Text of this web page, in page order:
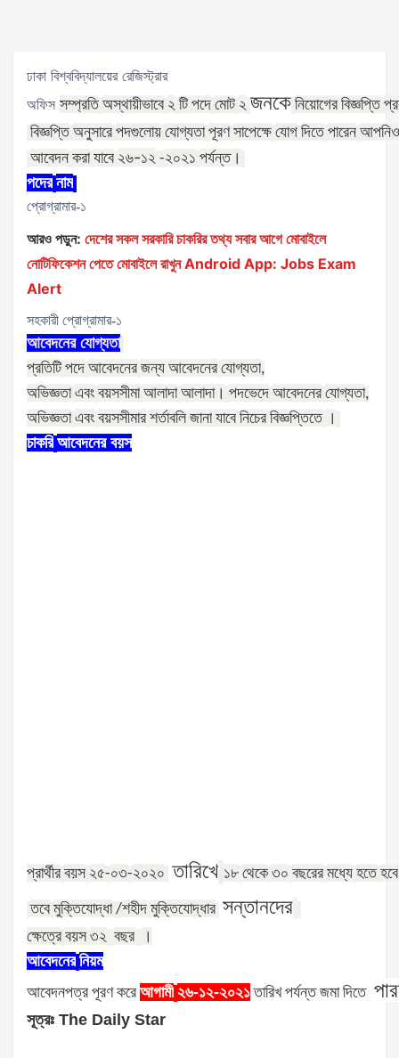
ঢাকা বিশ্ববিদ্যালয়ের রেজিস্ট্রার
অফিস সম্প্রতি অস্থায়ীভাবে ২ টি পদে মোট ২ জনকে নিয়োগের বিজ্ঞপ্তি
বিজ্ঞপ্তি অনুসারে পদগুলোয় যোগ্যতা পূরণ সাপেক্ষে যোগ দিতে পারেন আপনিও
আবেদন করা যাবে ২৬-১২ -২০২১ পর্যন্ত।
পদের নাম
প্রোগ্রামার-১
আরও পড়ুন: দেশের সকল সরকারি চাকরির তথ্য সবার আগে মোবাইলে
নোটিফিকেশন পেতে মোবাইলে রাখুন Android App: Jobs Exam
Alert
সহকারী প্রোগ্রামার-১
আবেদনের যোগ্যতা
প্রতিটি পদে আবেদনের জন্য আবেদনের যোগ্যতা,
অভিজ্ঞতা এবং বয়সসীমা আলাদা আলাদা। পদভেদে আবেদনের যোগ্যতা,
অভিজ্ঞতা এবং বয়সসীমার শর্তাবলি জানা যাবে নিচের বিজ্ঞপ্তিতে ।
চাকরি আবেদনের বয়স
প্রার্থীর বয়স ২৫-০৩-২০২০ তারিখে ১৮ থেকে ৩০ বছরের মধ্যে হতে হবে
তবে মুক্তিযোদ্ধা /শহীদ মুক্তিযোদ্ধার সন্তানদের
ক্ষেত্রে বয়স ৩২ বছর
।
আবেদনের নিয়ম
আবেদনপত্র পূরণ করে আগামী ২৬-১২-২০২১ তারিখ পর্যন্ত জমা দিতে
সূত্রঃ The Daily Star